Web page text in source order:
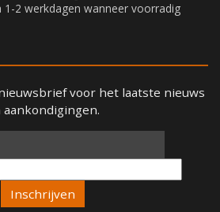
1-2 werkdagen wanneer voorradig
voor het laatste nieuws
aankondigingen.
Email